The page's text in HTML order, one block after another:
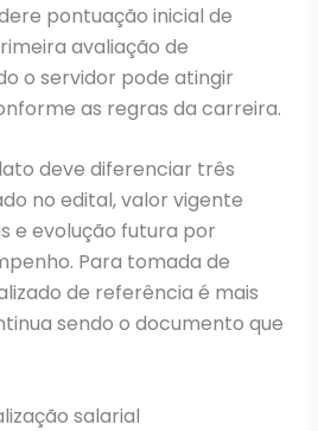
pontuação inicial de
avaliação de
o servidor pode atingir
as regras da carreira.
deve diferenciar três
no edital, valor vigente
e evolução futura por
Para tomada de
de referência é mais
sendo o documento que
salarial